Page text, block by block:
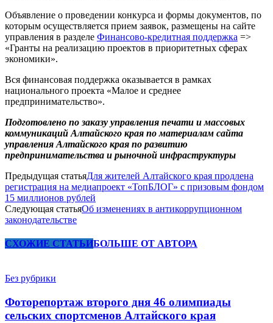
Объявление о проведении конкурса и формы документов, по
которым осуществляется прием заявок, размещены на сайте
управления в разделе Финансово-кредитная поддержка =>
«Гранты на реализацию проектов в приоритетных сферах
экономики».
Вся финансовая поддержка оказывается в рамках
национального проекта «Малое и среднее
предпринимательство».
Подготовлено по заказу управления печати и массовых
коммуникаций Алтайского края по материалам сайта
управления Алтайского края по развитию
предпринимательства и рыночной инфраструктуры
Предыдущая статьяДля жителей Алтайского края продлена
регистрация на медиапроект «ТопБЛОГ» с призовым фондом
15 миллионов рублей
Следующая статьяОб изменениях в антикоррупционном
законодательстве
СХОЖИЕ СТАТЬИБОЛЬШЕ ОТ АВТОРА
Без рубрики
Фоторепортаж второго дня 46 олимпиады
сельских спортсменов Алтайского края